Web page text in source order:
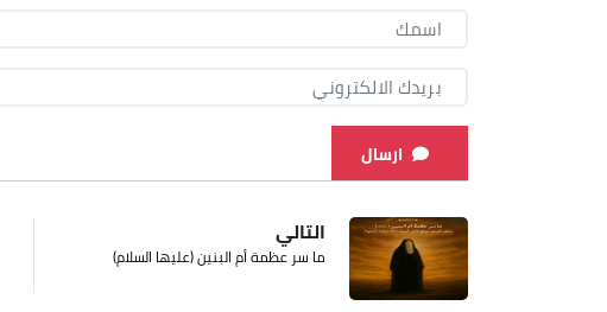
ارسال
التالي
ما سر عظمة أم البنين (عليها السلام)